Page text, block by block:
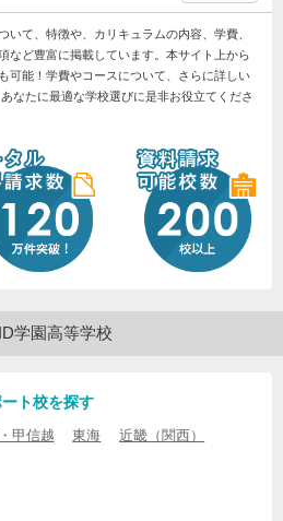
いて、特徴や、カリキュラムの内容、学費、
など豊富に掲載しています。本サイト上から
可能！学費やコースについて、さらに詳しい
なたに最適な学校選びに是非お役立てくださ
ID学園高等学校
ト校を探す
甲信越 東海 近畿（関西）